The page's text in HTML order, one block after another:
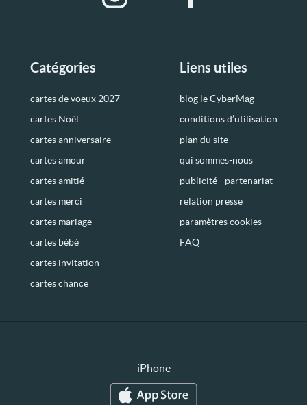
Catégories
cartes de voeux 2027
cartes Noël
cartes anniversaire
cartes amour
cartes amitié
cartes merci
cartes mariage
cartes bébé
cartes invitation
cartes chance
Liens utiles
blog le CyberMag
conditions d’utilisation
plan du site
qui sommes-nous
publicité - partenariat
relation presse
paramètres cookies
FAQ
iPhone